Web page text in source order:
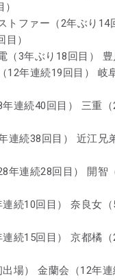
トファー（2年ぶり14
目）
（3年ぶり18回目） 豊
12年連続19回目） 岐
連続40回目） 三重（
連続38回目） 近江兄
年連続28回目） 開智
続10回目） 奈良女（
続15回目） 京都橘（
場） 金蘭会（12年連